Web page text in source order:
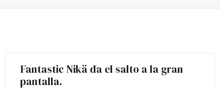
Fantastic Nikä da el salto a la gran
pantalla.